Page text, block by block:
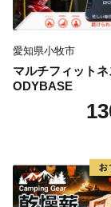
愛知県小牧市
マルチフィット
ODYBASE